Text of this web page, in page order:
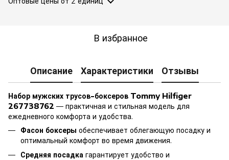
В избранное
Описание Характеристики Отзывы
Набор мужских трусов-боксеров Tommy Hilfiger
267738762 — практичная и стильная модель для
ежедневного комфорта и удобства.
Фасон боксеры обеспечивает облегающую посадку и
оптимальный комфорт во время движения.
Средняя посадка гарантирует удобство и